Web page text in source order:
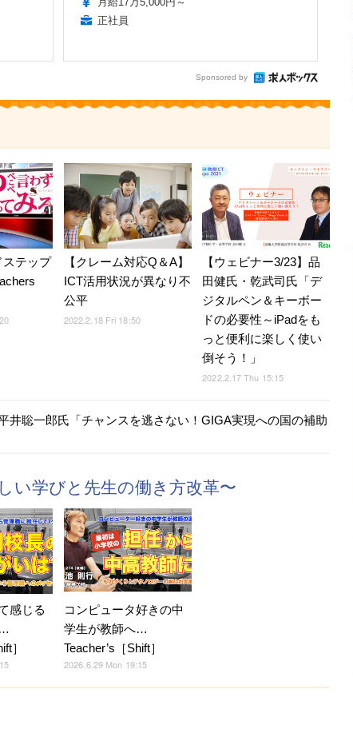
正社員
Sponsored by
ステップ
【クレーム対応Q＆A】
ICT活用状況が異なり不
公平
2022.2.18 Fri 18:50
【ウェビナー3/23】品
田健氏・乾武司氏「デ
ジタルペン＆キーボー
ドの必要性～iPadをも
っと便利に楽しく使い
倒そう！」
2022.2.17 Thu 15:15
井聡一郎氏「チャンスを逃さない！GIGA実現への国の補助
い学びと先生の働き方改革〜
感じる
］
コンピュータ好きの中
学生が教師へ…
Teacher’s［Shift］
2026.6.29 Mon 19:15